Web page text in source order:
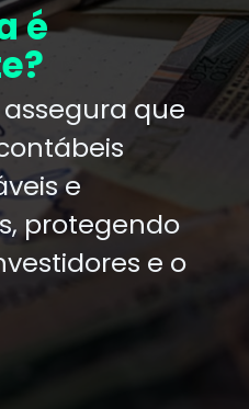
é
que
e
protegendo
e o